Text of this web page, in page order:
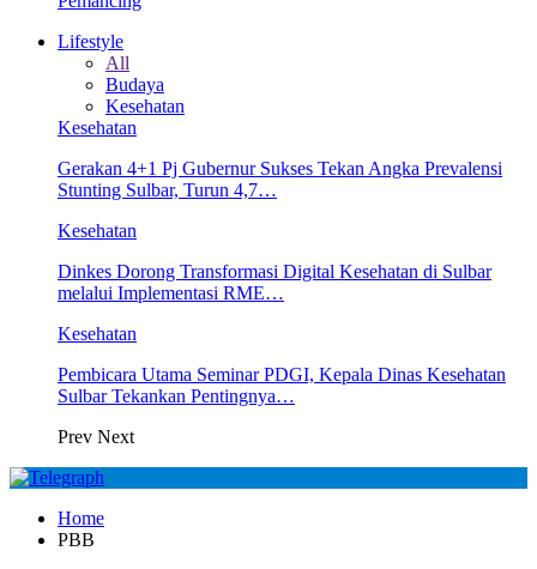
Lifestyle
All
Budaya
Kesehatan
Kesehatan
Gerakan 4+1 Pj Gubernur Sukses Tekan Angka Prevalensi
Stunting Sulbar, Turun 4,7…
Kesehatan
Dinkes Dorong Transformasi Digital Kesehatan di Sulbar
melalui Implementasi RME…
Kesehatan
Pembicara Utama Seminar PDGI, Kepala Dinas Kesehatan
Sulbar Tekankan Pentingnya…
Prev Next
Home
PBB